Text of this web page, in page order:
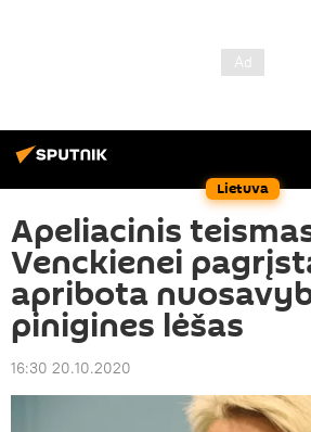
Lietuva
Apeliacinis
Venckienei
apribota
pinigines lėšas
16:30 20.10.2020